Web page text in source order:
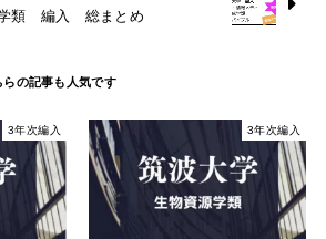
学類 編入 総まとめ
3年次編入 3年次編入